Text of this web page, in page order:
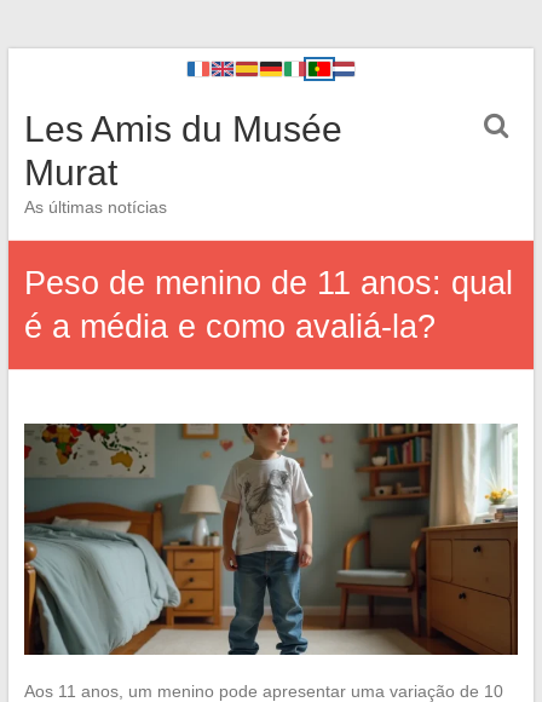
Les Amis du Musée
Murat
As últimas notícias
Peso de menino de 11 anos: qual
é a média e como avaliá-la?
Aos 11 anos, um menino pode apresentar uma variação de 10